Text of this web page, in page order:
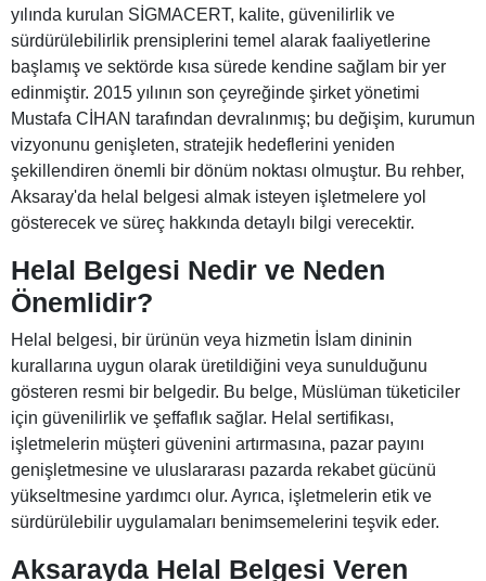
yılında kurulan SİGMACERT, kalite, güvenilirlik ve
sürdürülebilirlik prensiplerini temel alarak faaliyetlerine
başlamış ve sektörde kısa sürede kendine sağlam bir yer
edinmiştir. 2015 yılının son çeyreğinde şirket yönetimi
Mustafa CİHAN tarafından devralınmış; bu değişim, kurumun
vizyonunu genişleten, stratejik hedeflerini yeniden
şekillendiren önemli bir dönüm noktası olmuştur. Bu rehber,
Aksaray'da helal belgesi almak isteyen işletmelere yol
gösterecek ve süreç hakkında detaylı bilgi verecektir.
Helal Belgesi Nedir ve Neden
Önemlidir?
Helal belgesi, bir ürünün veya hizmetin İslam dininin
kurallarına uygun olarak üretildiğini veya sunulduğunu
gösteren resmi bir belgedir. Bu belge, Müslüman tüketiciler
için güvenilirlik ve şeffaflık sağlar. Helal sertifikası,
işletmelerin müşteri güvenini artırmasına, pazar payını
genişletmesine ve uluslararası pazarda rekabet gücünü
yükseltmesine yardımcı olur. Ayrıca, işletmelerin etik ve
sürdürülebilir uygulamaları benimsemelerini teşvik eder.
Aksarayda Helal Belgesi Veren